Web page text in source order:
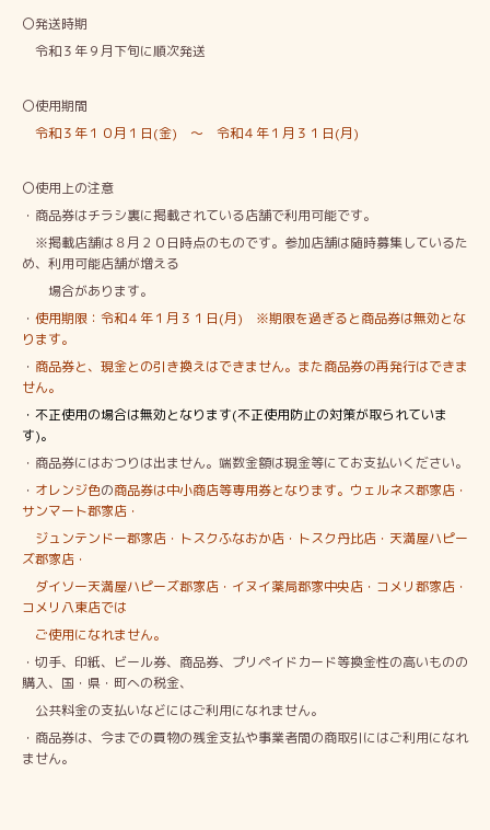
〇発送時期
令和３年９月下旬に順次発送
〇使用期間
令和３年１０月１日(金) ～ 令和４年１月３１日(月)
〇使用上の注意
・商品券はチラシ裏に掲載されている店舗で利用可能です。
※掲載店舗は８月２０日時点のものです。参加店舗は随時募集しているた
め、利用可能店舗が増える
場合があります。
・ 使用期限：令和４年１月３１日(月) ※期限を過ぎると商品券は無効とな
ります。
・ 商品券と、現金との引き換えはできません。また商品券の再発行はできま
せん。
・不正使用の場合は無効となります(不正使用防止の対策が取られていま
す)。
・商品券にはおつりは出ません。端数金額は現金等にてお支払いください。
・ オレンジ色の商品券は中小商店等専用券となります。ウェルネス郡家店・
サンマート郡家店・
ジュンテンドー郡家店・ トスクふなおか店・ トスク丹比店・天満屋ハピー
ズ郡家店・
ダイソー天満屋ハピーズ郡家店・ イヌイ薬局郡家中央店・ コメリ郡家店・
コメリ八東店では
ご使用になれません。
・切手、印紙、ビール券、商品券、プリペイドカード等換金性の高いものの
購入、国・県・町への税金、
公共料金の支払いなどにはご利用になれません。
・商品券は、今までの買物の残金支払や事業者間の商取引にはご利用になれ
ません。